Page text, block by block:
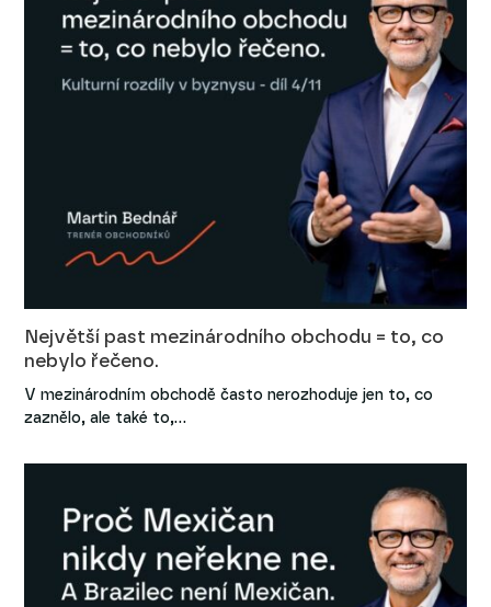
Největší past mezinárodního obchodu = to, co
nebylo řečeno.
V mezinárodním obchodě často nerozhoduje jen to, co
zaznělo, ale také to,…